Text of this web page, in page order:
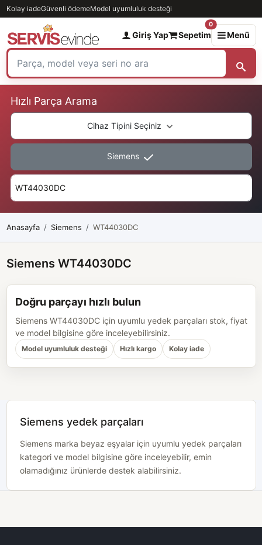
Kolay iadeGüvenli ödemeModel uyumluluk desteği
Giriş Yap Sepetim
0
Menü
Hızlı Parça Arama
Cihaz Tipini Seçiniz
Siemens
Anasayfa Siemens WT44030DC
Siemens WT44030DC
Doğru parçayı hızlı bulun
Siemens WT44030DC için uyumlu yedek parçaları stok, fiyat
ve model bilgisine göre inceleyebilirsiniz.
Model uyumluluk desteği Hızlı kargo Kolay iade
Siemens yedek parçaları
Siemens marka beyaz eşyalar için uyumlu yedek parçaları
kategori ve model bilgisine göre inceleyebilir, emin
olamadığınız ürünlerde destek alabilirsiniz.